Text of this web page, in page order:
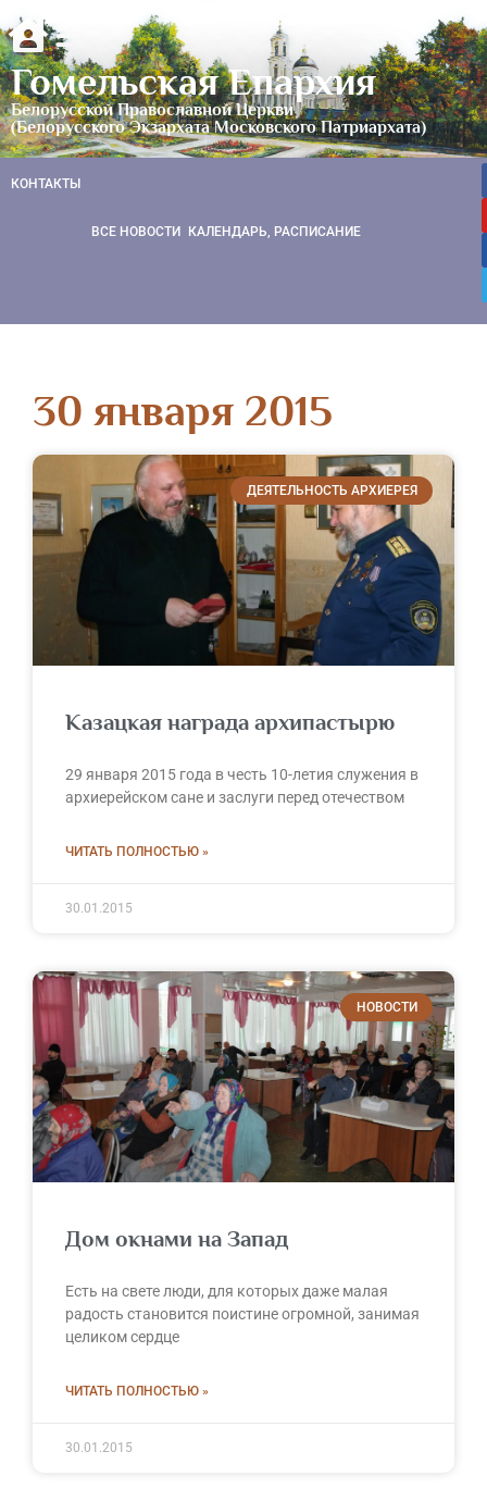
Гомельская Епархия
Белорусской Православной Церкви
(Белорусского Экзархата Московского Патриархата)
КОНТАКТЫ
ВСЕ НОВОСТИ КАЛЕНДАРЬ, РАСПИСАНИЕ
30 января 2015
ДЕЯТЕЛЬНОСТЬ АРХИЕРЕЯ
Казацкая награда архипастырю
29 января 2015 года в честь 10-летия служения в
архиерейском сане и заслуги перед отечеством
ЧИТАТЬ ПОЛНОСТЬЮ »
30.01.2015
НОВОСТИ
Дом окнами на Запад
Есть на свете люди, для которых даже малая
радость становится поистине огромной, занимая
целиком сердце
ЧИТАТЬ ПОЛНОСТЬЮ »
30.01.2015